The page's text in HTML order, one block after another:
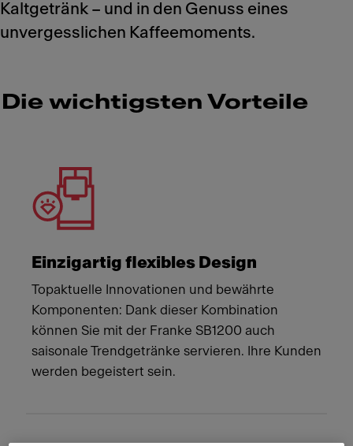
Kaltgetränk – und in den Genuss eines
unvergesslichen Kaffeemoments.
Die wichtigsten Vorteile
Einzigartig flexibles Design
Topaktuelle Innovationen und bewährte
Komponenten: Dank dieser Kombination
können Sie mit der Franke SB1200 auch
saisonale Trendgetränke servieren. Ihre Kunden
werden begeistert sein.